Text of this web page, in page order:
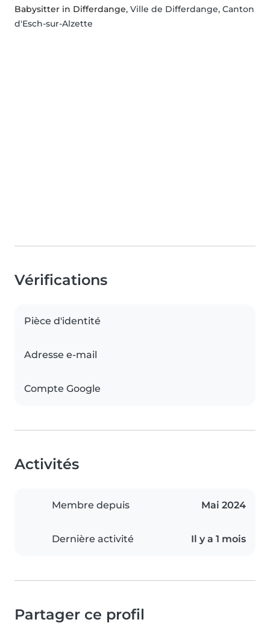
Babysitter in Differdange, Ville de Differdange, Canton
d'Esch-sur-Alzette
Vérifications
Pièce d'identité
Adresse e-mail
Compte Google
Activités
Membre depuis Mai 2024
Dernière activité Il y a 1 mois
Partager ce profil